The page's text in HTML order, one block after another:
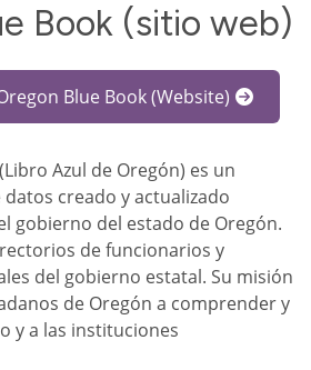
Book (sitio web)
Blue Book (Website)
Azul de Oregón) es un
creado y actualizado
gobierno del estado de Oregón.
de funcionarios y
del gobierno estatal. Su misión
de Oregón a comprender y
y a las instituciones